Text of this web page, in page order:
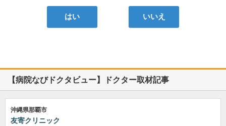
はい いいえ
【病院なびドクタビュー】ドクター取材記事
沖縄県那覇市
友寄クリニック